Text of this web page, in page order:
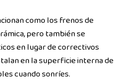
como los frenos de
pero también se
en lugar de correctivos
en la superficie interna de
cuando sonríes.